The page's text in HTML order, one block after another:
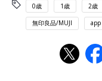
0歳 1歳 2歳
無印良品/MUJI app